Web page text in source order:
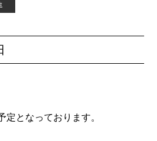
定となっております。